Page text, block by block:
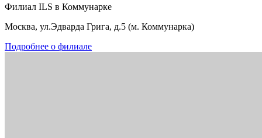
Филиал ILS в Коммунарке
Москва, ул.Эдварда Грига, д.5 (м. Коммунарка)
Подробнее о филиале